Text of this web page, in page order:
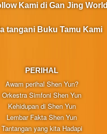
PERIHAL
Awam perihal Shen Yun?
Orkestra Simfoni Shen Yun
Kehidupan di Shen Yun
Lembar Fakta Shen Yun
Tantangan yang kita Hadapi
Kami di Gan Jing World
tangani Buku Tamu Kami